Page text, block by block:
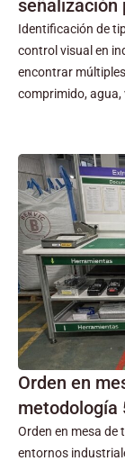
señalización
Identificación de
control visual en
encontrar
comprimido,
Orden en
metodología
Orden en mesa de
entornos